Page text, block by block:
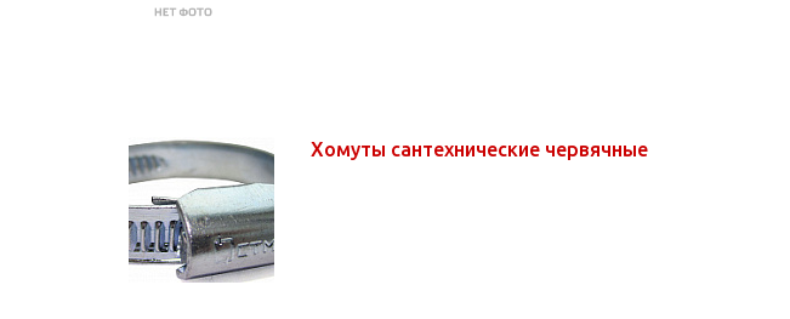
Хомуты сантехнические червячные